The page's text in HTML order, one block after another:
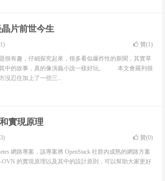
片前世今生
贊(1)
有趣，仔細探究起來，很多看似爆炸性的新聞，其實草
其中的故事，真的像演義小說一樣好玩。 本文會羅列很
沒忍住加上了一些三...
實現原理
贊(0)
網路專案，該專案將 OpenStack 社群內成熟的網路方案
OVN 的實現原理以及其中的設計原則，可以幫助大家更好